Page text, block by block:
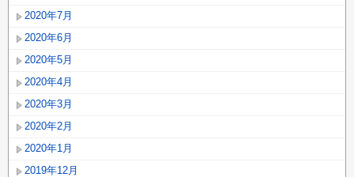
2020年7月
2020年6月
2020年5月
2020年4月
2020年3月
2020年2月
2020年1月
2019年12月